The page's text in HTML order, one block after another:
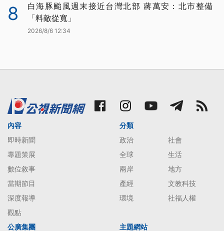
8
白海豚颱風週末接近台灣北部 蔣萬安：北市整備
「料敵從寬」
2026/8/6 12:34
內容
即時新聞
專題策展
數位敘事
當期節目
深度報導
觀點
分類
政治
社會
全球
生活
兩岸
地方
產經
文教科技
環境
社福人權
公廣集團 主題網站